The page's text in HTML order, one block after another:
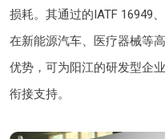
损耗。其通过的IATF 16949
在新能源汽车、医疗器械等
优势，可为阳江的研发型企
衔接支持。